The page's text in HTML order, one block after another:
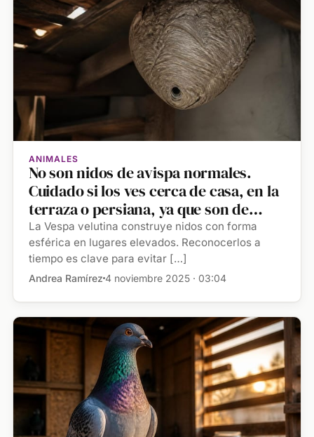
ANIMALES
No son nidos de avispa normales.
Cuidado si los ves cerca de casa, en la
terraza o persiana, ya que son de
avispa asiática
La Vespa velutina construye nidos con forma
esférica en lugares elevados. Reconocerlos a
tiempo es clave para evitar […]
Andrea Ramírez 4 noviembre 2025 · 03:04